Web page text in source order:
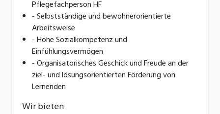
Pflegefachperson HF
- Selbstständige und bewohnerorientierte
Arbeitsweise
- Hohe Sozialkompetenz und
Einfühlungsvermögen
- Organisatorisches Geschick und Freude an der
ziel- und lösungsorientierten Förderung von
Lernenden
Wir bieten